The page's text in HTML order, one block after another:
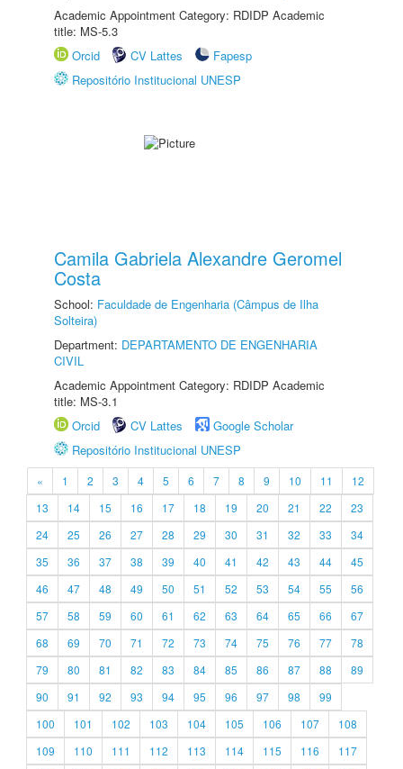
Academic Appointment Category: RDIDP Academic
title: MS-5.3
Orcid
CV Lattes
Fapesp
Repositório Institucional UNESP
Camila Gabriela Alexandre Geromel
Costa
School: Faculdade de Engenharia (Câmpus de Ilha
Solteira)
Department: DEPARTAMENTO DE ENGENHARIA
CIVIL
Academic Appointment Category: RDIDP Academic
title: MS-3.1
Orcid
CV Lattes
Google Scholar
Repositório Institucional UNESP
« 1 2 3 4 5 6 7 8 9 10 11
12
13
14 15 16 17 18 19 20 21 22
23
24
25 26 27 28 29 30 31 32 33
34
35
36 37 38 39 40 41 42 43 44
45
46
47 48 49 50 51 52 53 54 55
56
57
58 59 60 61 62 63 64 65 66
67
68
69 70 71 72 73 74 75 76 77
78
79
80 81 82 83 84 85 86 87 88
89
90
91 92 93 94 95 96 97 98
99
100
101 102 103 104 105 106 107
108
109
110 111 112 113 114 115 116
117